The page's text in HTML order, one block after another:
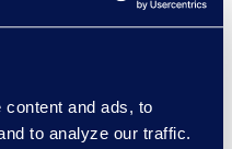
and ads, to
to analyze our traffic.